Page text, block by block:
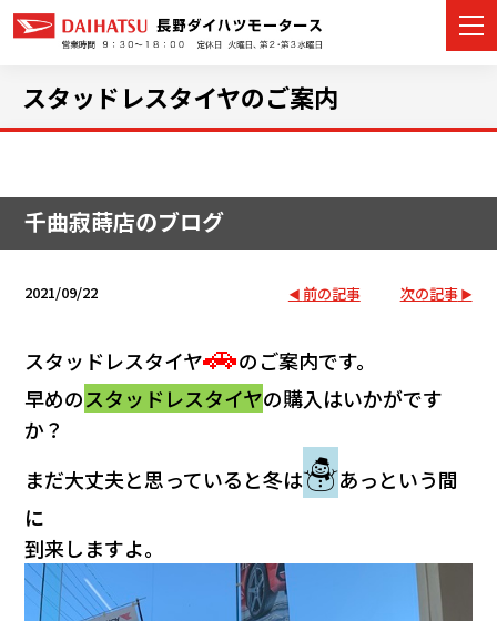
店舗情報
ご購入者サポート
アフターサポート
会社情報
スタッドレスタイヤのご案内
千曲寂蒔店のブログ
2021/09/22 前の記事 次の記事
スタッドレスタイヤ🚗のご案内です。
早めのスタッドレスタイヤの購入はいかがです
か？
まだ大丈夫と思っていると冬は☃あっという間
に
到来しますよ。